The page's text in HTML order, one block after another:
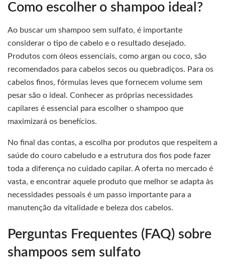
Como escolher o shampoo ideal?
Ao buscar um shampoo sem sulfato, é importante
considerar o tipo de cabelo e o resultado desejado.
Produtos com óleos essenciais, como argan ou coco, são
recomendados para cabelos secos ou quebradiços. Para os
cabelos finos, fórmulas leves que fornecem volume sem
pesar são o ideal. Conhecer as próprias necessidades
capilares é essencial para escolher o shampoo que
maximizará os benefícios.
No final das contas, a escolha por produtos que respeitem a
saúde do couro cabeludo e a estrutura dos fios pode fazer
toda a diferença no cuidado capilar. A oferta no mercado é
vasta, e encontrar aquele produto que melhor se adapta às
necessidades pessoais é um passo importante para a
manutenção da vitalidade e beleza dos cabelos.
Perguntas Frequentes (FAQ) sobre
shampoos sem sulfato